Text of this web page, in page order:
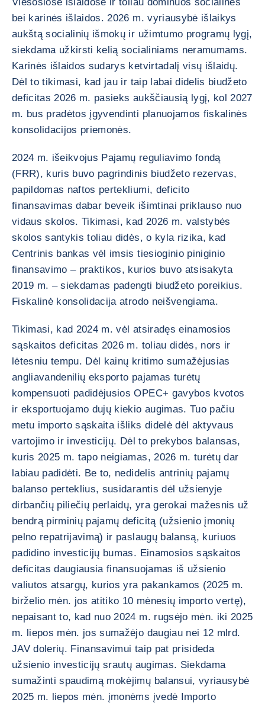
bei karinės išlaidos. 2026 m. vyriausybė išlaikys
aukštą socialinių išmokų ir užimtumo programų lygį,
siekdama užkirsti kelią socialiniams neramumams.
Karinės išlaidos sudarys ketvirtadalį visų išlaidų.
Dėl to tikimasi, kad jau ir taip labai didelis biudžeto
deficitas 2026 m. pasieks aukščiausią lygį, kol 2027
m. bus pradėtos įgyvendinti planuojamos fiskalinės
konsolidacijos priemonės.
2024 m. išeikvojus Pajamų reguliavimo fondą
(FRR), kuris buvo pagrindinis biudžeto rezervas,
papildomas naftos pertekliumi, deficito
finansavimas dabar beveik išimtinai priklauso nuo
vidaus skolos. Tikimasi, kad 2026 m. valstybės
skolos santykis toliau didės, o kyla rizika, kad
Centrinis bankas vėl imsis tiesioginio piniginio
finansavimo – praktikos, kurios buvo atsisakyta
2019 m. – siekdamas padengti biudžeto poreikius.
Fiskalinė konsolidacija atrodo neišvengiama.
Tikimasi, kad 2024 m. vėl atsiradęs einamosios
sąskaitos deficitas 2026 m. toliau didės, nors ir
lėtesniu tempu. Dėl kainų kritimo sumažėjusias
angliavandenilių eksporto pajamas turėtų
kompensuoti padidėjusios OPEC+ gavybos kvotos
ir eksportuojamo dujų kiekio augimas. Tuo pačiu
metu importo sąskaita išliks didelė dėl aktyvaus
vartojimo ir investicijų. Dėl to prekybos balansas,
kuris 2025 m. tapo neigiamas, 2026 m. turėtų dar
labiau padidėti. Be to, nedidelis antrinių pajamų
balanso perteklius, susidarantis dėl užsienyje
dirbančių piliečių perlaidų, yra gerokai mažesnis už
bendrą pirminių pajamų deficitą (užsienio įmonių
pelno repatrijavimą) ir paslaugų balansą, kuriuos
padidino investicijų bumas. Einamosios sąskaitos
deficitas daugiausia finansuojamas iš užsienio
valiutos atsargų, kurios yra pakankamos (2025 m.
birželio mėn. jos atitiko 10 mėnesių importo vertę),
nepaisant to, kad nuo 2024 m. rugsėjo mėn. iki 2025
m. liepos mėn. jos sumažėjo daugiau nei 12 mlrd.
JAV dolerių. Finansavimui taip pat prisideda
užsienio investicijų srautų augimas. Siekdama
sumažinti spaudimą mokėjimų balansui, vyriausybė
2025 m. liepos mėn. įmonėms įvedė Importo